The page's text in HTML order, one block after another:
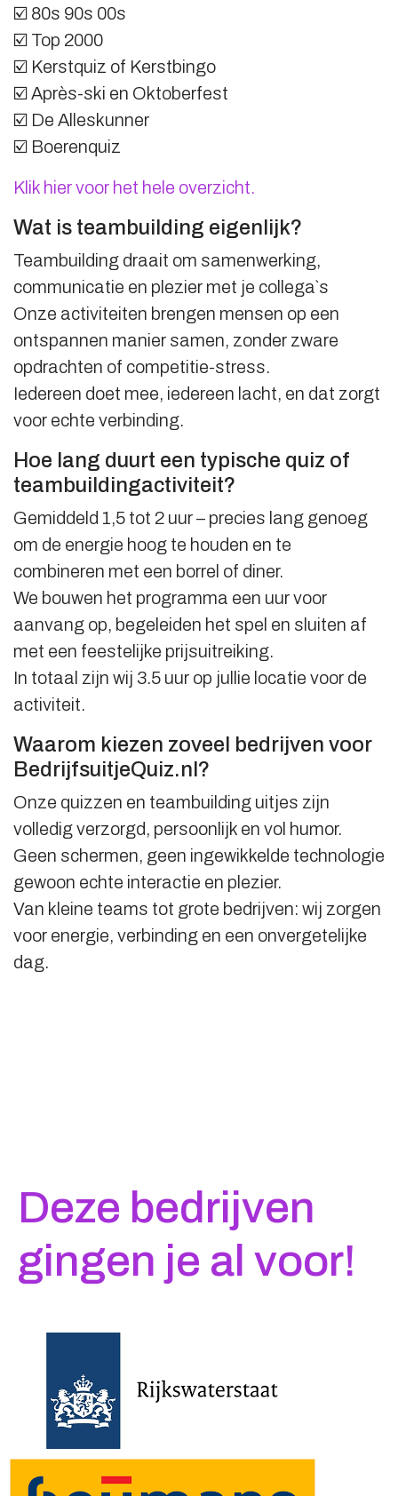
☑️ 80s 90s 00s
☑️ Top 2000
☑️ Kerstquiz of Kerstbingo
☑️ Après-ski en Oktoberfest
☑️ De Alleskunner
☑️ Boerenquiz
Klik hier voor het hele overzicht.
Wat is teambuilding eigenlijk?
Teambuilding draait om samenwerking,
communicatie en plezier met je collega`s
Onze activiteiten brengen mensen op een
ontspannen manier samen, zonder zware
opdrachten of competitie-stress.
Iedereen doet mee, iedereen lacht, en dat zorgt
voor echte verbinding.
Hoe lang duurt een typische quiz of
teambuildingactiviteit?
Gemiddeld 1,5 tot 2 uur – precies lang genoeg
om de energie hoog te houden en te
combineren met een borrel of diner.
We bouwen het programma een uur voor
aanvang op, begeleiden het spel en sluiten af
met een feestelijke prijsuitreiking.
In totaal zijn wij 3.5 uur op jullie locatie voor de
activiteit.
Waarom kiezen zoveel bedrijven voor
BedrijfsuitjeQuiz.nl?
Onze quizzen en teambuilding uitjes zijn
volledig verzorgd, persoonlijk en vol humor.
Geen schermen, geen ingewikkelde technologie
gewoon echte interactie en plezier.
Van kleine teams tot grote bedrijven: wij zorgen
voor energie, verbinding en een onvergetelijke
dag.
Deze bedrijven
gingen je al voor!